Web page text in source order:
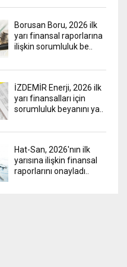
Borusan Boru, 2026 ilk
yarı finansal raporlarına
ilişkin sorumluluk be..
İZDEMİR Enerji, 2026 ilk
yarı finansalları için
sorumluluk beyanını ya..
Hat-San, 2026'nın ilk
yarısına ilişkin finansal
raporlarını onayladı..